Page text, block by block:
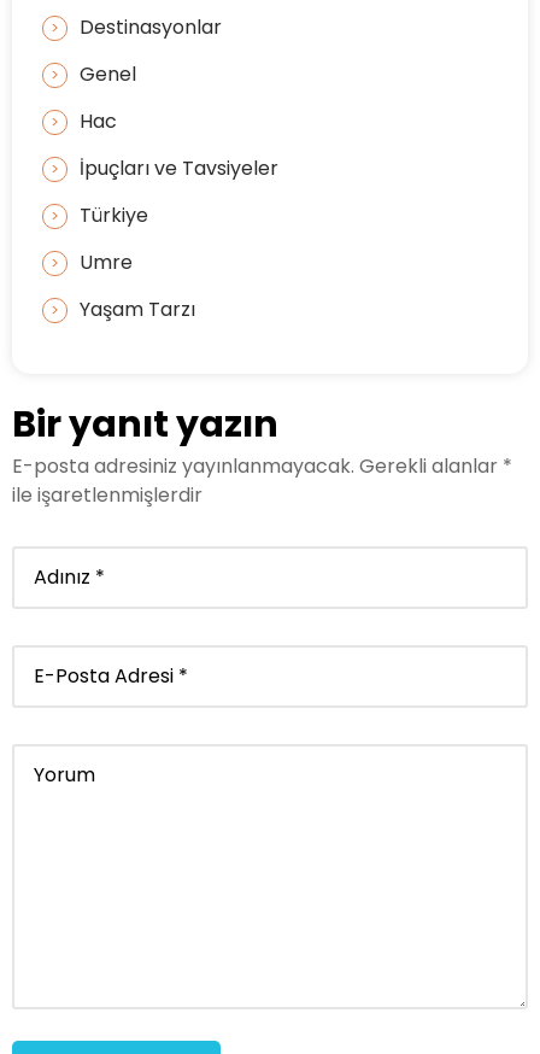
Destinasyonlar
Genel
Hac
İpuçları ve Tavsiyeler
Türkiye
Umre
Yaşam Tarzı
Bir yanıt yazın
E-posta adresiniz yayınlanmayacak. Gerekli alanlar *
ile işaretlenmişlerdir